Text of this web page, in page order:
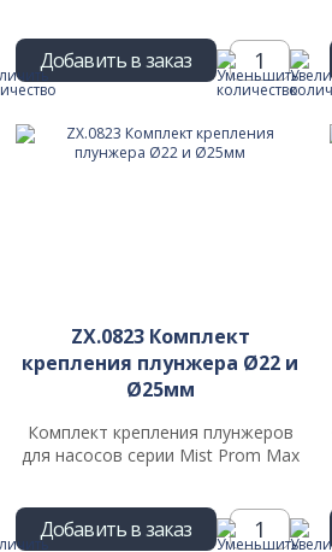
Добавить в заказ
ZX.0823 Комплект
крепления плунжера Ø22 и
Ø25мм
Комплект крепления плунжеров
для насосов серии Mist Prom Max
Добавить в заказ